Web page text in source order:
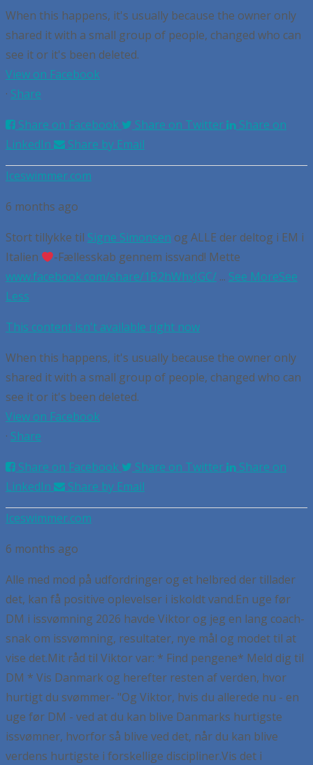
When this happens, it's usually because the owner only
shared it with a small group of people, changed who can
see it or it's been deleted.
View on Facebook
· Share
Share on Facebook
Share on Twitter
Share on
LinkedIn
Share by Email
Iceswimmer.com
6 months ago
Stort tillykke til Signe Simonsen og ALLE der deltog i EM i
Italien
-Fællesskab gennem issvand! Mette
www.facebook.com/share/1B2hWhxJGC/ ... See MoreSee
Less
This content isn't available right now
When this happens, it's usually because the owner only
shared it with a small group of people, changed who can
see it or it's been deleted.
View on Facebook
· Share
Share on Facebook
Share on Twitter
Share on
LinkedIn
Share by Email
Iceswimmer.com
6 months ago
Alle med mod på udfordringer og et helbred der tillader
det, kan få positive oplevelser i iskoldt vand.En uge før
DM i issvømning 2026 havde Viktor og jeg en lang coach-
snak om issvømning, resultater, nye mål og modet til at
vise det.Mit råd til Viktor var: * Find pengene* Meld dig til
DM * Vis Danmark og herefter resten af verden, hvor
hurtigt du svømmer- "Og Viktor, hvis du allerede nu - en
uge før DM - ved at du kan blive Danmarks hurtigste
issvømner, hvorfor så blive ved det, når du kan blive
verdens hurtigste i forskellige discipliner.Vis det i